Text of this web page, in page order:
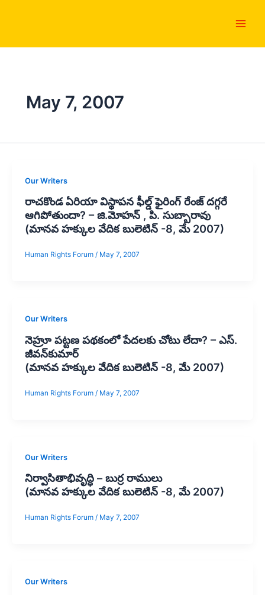
May 7, 2007
Our Writers
రాచకొండ ఏరియా విస్థాపన ఫీల్డ్ ఫైరింగ్‌ రేంజ్‌ దగ్గరే
ఆగిపోతుందా? – జి.మోహన్‌ , పి. సుబ్బారావు
(మానవ హక్కుల వేదిక బులెటిన్ -8, మే 2007)
Human Rights Forum / May 7, 2007
Our Writers
నెహ్రూ పట్టణ పథకంలో పేదలకు చోటు లేదా? – ఎస్‌.
జీవన్‌కుమార్‌
(మానవ హక్కుల వేదిక బులెటిన్ -8, మే 2007)
Human Rights Forum / May 7, 2007
Our Writers
నిర్వాసితాభివృద్ధి – బుర్ర రాములు
(మానవ హక్కుల వేదిక బులెటిన్ -8, మే 2007)
Human Rights Forum / May 7, 2007
Our Writers